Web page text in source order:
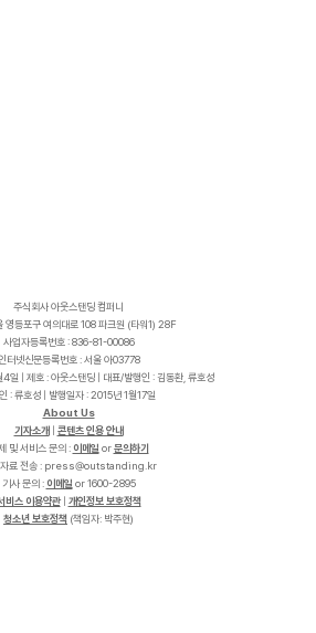
주식회사 아웃스탠딩 컴퍼니
영등포구 여의대로 108 파크원 (타워1) 28F
사업자등록번호 : 836-81-00086
터넷신문등록번호 : 서울 아03778
일 | 제호 : 아웃스탠딩 | 대표/발행인 : 김동환, 류호성
: 류호성 | 발행일자 : 2015년 1월17일
About Us
기자소개
콘텐츠 인용 안내
및 서비스 문의 : 이메일 or문의하기
료 전송 :
r
k
.
g
n
i
d
n
a
t
s
t
u
o
@
s
s
e
r
p
기사 문의 : 이메일 or 1600-2895
비스 이용약관| 개인정보 보호정책
청소년 보호정책 (책임자: 박주현)